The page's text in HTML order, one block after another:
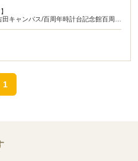
キャンパス/百周年時計台記念館百周年
1